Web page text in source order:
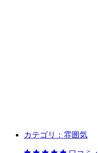
カテゴリ： 雰囲気